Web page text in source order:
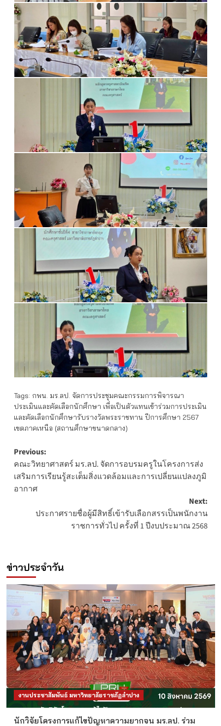
Tags: กพน. มร.ลป. จัดการประชุมคณะกรรมการพิจารณา
ประเมินและคัดเลือกนักศึกษา เพื่อเป็นตัวแทนเข้าร่วมการประเมิน
และคัดเลือกนักศึกษารับรางวัลพระราชทาน ปีการศึกษา 2567
เขตภาคเหนือ (สถานศึกษาขนาดกลาง)
Post
navigation
Previous:
คณะวิทยาศาสตร์ มร.ลป. จัดการอบรมครูในโครงการส่ง
เสริมการเรียนรู้สะเต็มสิ่งแวดล้อมและการเปลี่ยนแปลงภูมิ
อากาศ
Next:
ประกาศรายชื่อผู้มีสิทธิ์เข้ารับเลือกสรรเป็นพนักงาน
ราชการทั่วไป ครั้งที่ 1 ปีงบประมาณ 2568
ข่าวประจำวัน
งานประชาสัมพันธ์ มหาวิทยาลัยราชภัฏลำปาง
นักวิจัยโครงการแก้ไขปัญหาความยากจน มร.ลป. ร่วม